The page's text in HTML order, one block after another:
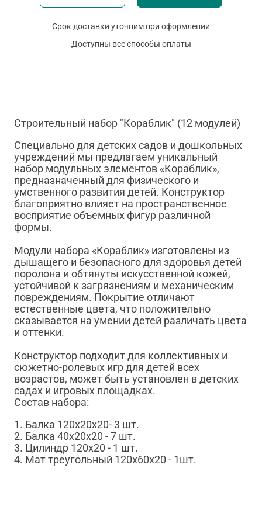
Срок доставки уточним при оформлении
Доступны все способы оплаты
Строительный набор "Кораблик" (12 модулей)
Специально для детских садов и дошкольных
учреждений мы предлагаем уникальный
набор модульных элементов «Кораблик»,
предназначенный для физического и
умственного развития детей. Конструктор
благоприятно влияет на пространственное
восприятие объемных фигур различной
формы.
Модули набора «Кораблик» изготовлены из
дышащего и безопасного для здоровья детей
поролона и обтянуты искусственной кожей,
устойчивой к загрязнениям и механическим
повреждениям. Покрытие отличают
естественные цвета, что положительно
сказывается на умении детей различать цвета
и оттенки.
Конструктор подходит для коллективных и
сюжетно-ролевых игр для детей всех
возрастов, может быть установлен в детских
садах и игровых площадках.
Состав набора:
1. Балка 120х20х20- 3 шт.
2. Балка 40х20х20 - 7 шт.
3. Цилиндр 120х20 - 1 шт.
4. Мат треугольный 120х60х20 - 1шт.